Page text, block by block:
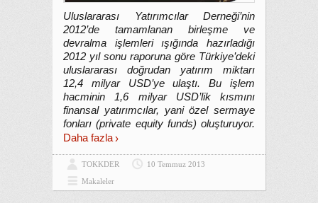
Uluslararası Yatırımcılar Derneği’nin
2012’de tamamlanan birleşme ve
devralma işlemleri ışığında hazırladığı
2012 yıl sonu raporuna göre Türkiye’deki
uluslararası doğrudan yatırım miktarı
12,4 milyar USD’ye ulaştı. Bu işlem
hacminin 1,6 milyar USD’lik kısmını
finansal yatırımcılar, yani özel sermaye
fonları (private equity funds) oluşturuyor.
Daha fazla
TOKKDER
10 Temmuz 2013
Makaleler